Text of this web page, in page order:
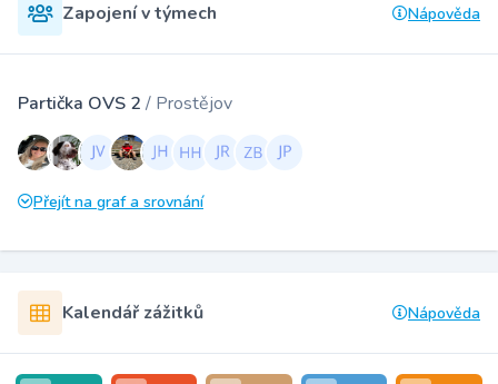
Zapojení v týmech Nápověda
Partička OVS 2 / Prostějov
Přejít na graf a srovnání
Kalendář zážitků Nápověda